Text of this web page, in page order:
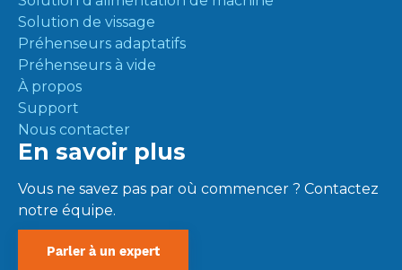
Solution de vissage
Préhenseurs adaptatifs
Préhenseurs à vide
À propos
Support
Nous contacter
En savoir plus
Vous ne savez pas par où commencer ? Contactez
notre équipe.
Parler à un expert